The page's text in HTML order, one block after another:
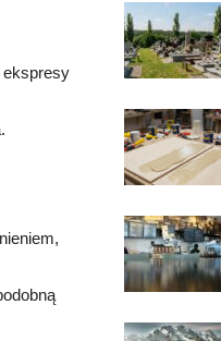
ekspresy